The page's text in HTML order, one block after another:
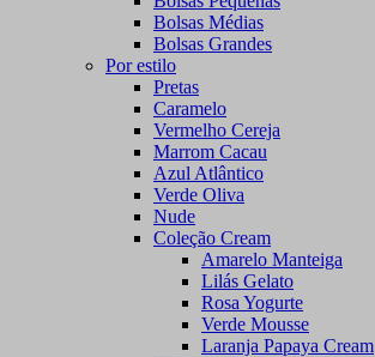
Bolsas Médias
Bolsas Grandes
Por estilo
Pretas
Caramelo
Vermelho Cereja
Marrom Cacau
Azul Atlântico
Verde Oliva
Nude
Coleção Cream
Amarelo Manteiga
Lilás Gelato
Rosa Yogurte
Verde Mousse
Laranja Papaya Cream